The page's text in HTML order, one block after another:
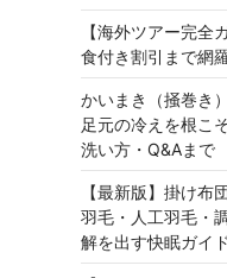
【海外ツアー完全
食付き割引まで網
かいまき（掻巻き
足元の冷えを根こ
洗い方・Q&Aまで
【最新版】掛け布
羽毛・人工羽毛・
解を出す快眠ガイド